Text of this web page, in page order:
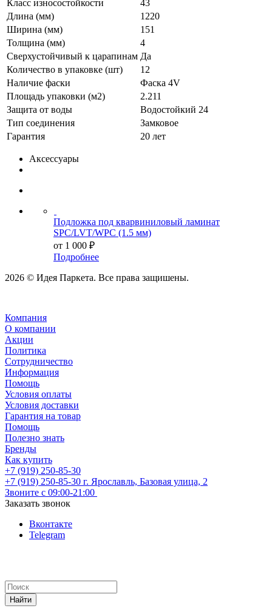
Класс износостойкости
43
Длина (мм)
1220
Ширина (мм)
151
Толщина (мм)
4
Сверхустойчивый к царапинам Да
Количество в упаковке (шт)
12
Наличие фаски
Фаска 4V
Площадь упаковки (м2)
2.211
Защита от воды
Водостойкий 24
Тип соединения
Замковое
Гарантия
20 лет
Аксессуары
Подложка под кварвиниловый ламинат
SPC/LVT/WPC (1.5 мм)
от 1 000 ₽
Подробнее
2026 © Идея Паркета. Все права защишены.
Компания
О компании
Акции
Политика
Сотрудничество
Информация
Помощь
Условия оплаты
Условия доставки
Гарантия на товар
Помощь
Полезно знать
Бренды
Как купить
+7 (919) 250-85-30
+7 (919) 250-85-30 г. Ярославль, Базовая улица, 2
Звоните с 09:00-21:00
Заказать звонок
Вконтакте
Telegram
Найти